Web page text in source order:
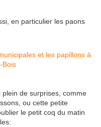
en particulier les paons
de surprises, comme
ou cette petite
le petit coq du matin